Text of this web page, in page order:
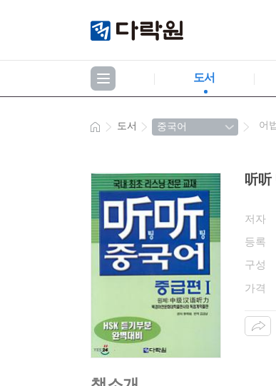
도서
도서 어
听听
저자
등록
구성
가격